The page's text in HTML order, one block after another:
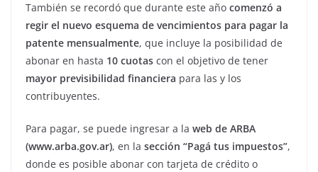
También se recordó que durante este año comenzó a
regir el nuevo esquema de vencimientos para pagar la
patente mensualmente, que incluye la posibilidad de
abonar en hasta 10 cuotas con el objetivo de tener
mayor previsibilidad financiera para las y los
contribuyentes.
Para pagar, se puede ingresar a la web de ARBA
(www.arba.gov.ar), en la sección “Pagá tus impuestos”,
donde es posible abonar con tarjeta de crédito o